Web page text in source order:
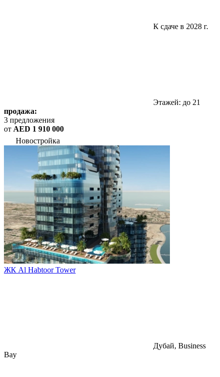
К сдаче в 2028 г.
Этажей: до 21
продажа:
3 предложения
от AED 1 910 000
Новостройка
ЖК Al Habtoor Tower
Дубай, Business
Bay